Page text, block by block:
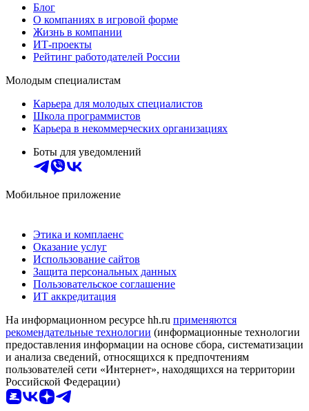
Блог
О компаниях в игровой форме
Жизнь в компании
ИТ-проекты
Рейтинг работодателей России
Молодым специалистам
Карьера для молодых специалистов
Школа программистов
Карьера в некоммерческих организациях
Боты для уведомлений
Мобильное приложение
Этика и комплаенс
Оказание услуг
Использование сайтов
Защита персональных данных
Пользовательское соглашение
ИТ аккредитация
На информационном ресурсе hh.ru применяются
рекомендательные технологии (информационные технологии
предоставления информации на основе сбора, систематизации
и анализа сведений, относящихся к предпочтениям
пользователей сети «Интернет», находящихся на территории
Российской Федерации)